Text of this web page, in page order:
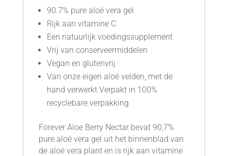
90.7% pure aloë vera gel
Rijk aan vitamine C
Een natuurlijk voedingssupplement
Vrij van conserveermiddelen
Vegan en glutenvrij
Van onze eigen aloë velden, met de
hand verwerkt Verpakt in 100%
recyclebare verpakking
Forever Aloe Berry Nectar bevat 90,7%
pure aloë vera gel uit het binnenblad van
de aloë vera plant en is rijk aan vitamine